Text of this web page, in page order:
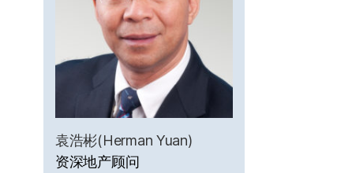
袁浩彬(Herman Yuan)
资深地产顾问